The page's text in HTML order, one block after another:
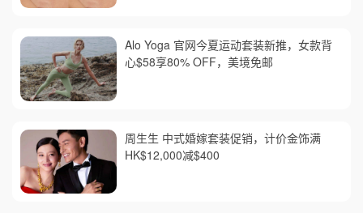
Alo Yoga 官网今夏运动套装新推，女款背
心$58享80% OFF，美境免邮
周生生 中式婚嫁套装促销，计价金饰满
HK$12,000减$400